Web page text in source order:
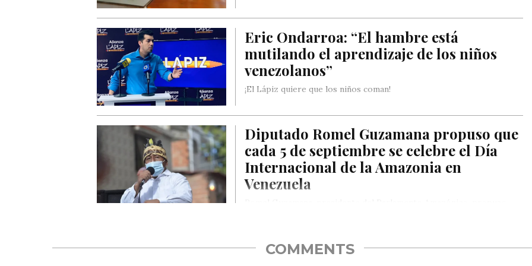
Eric Ondarroa: “El hambre está
mutilando el aprendizaje de los niños
venezolanos”
¡El Lápiz quiere que los niños coman!
Diputado Romel Guzamana propuso que
cada 5 de septiembre se celebre el Día
Internacional de la Amazonia en
Venezuela
COMMENTS